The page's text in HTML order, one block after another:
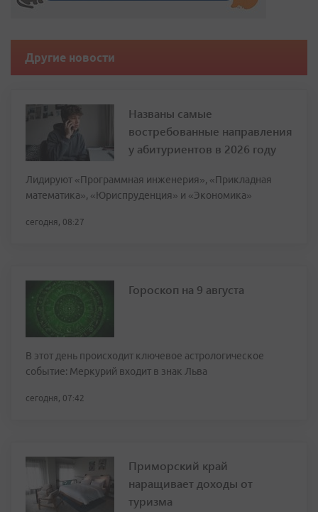
Другие новости
Названы самые
востребованные направления
у абитуриентов в 2026 году
Лидируют «Программная инженерия», «Прикладная
математика», «Юриспруденция» и «Экономика»
сегодня, 08:27
Гороскоп на 9 августа
В этот день происходит ключевое астрологическое
событие: Меркурий входит в знак Льва
сегодня, 07:42
Приморский край
наращивает доходы от
туризма